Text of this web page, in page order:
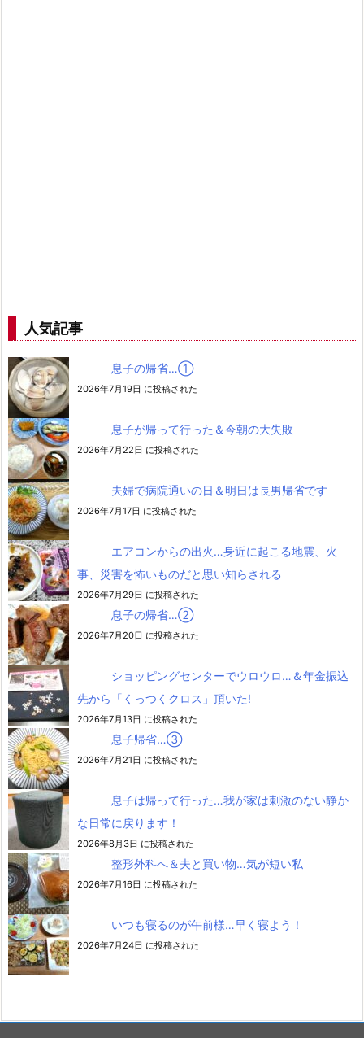
人気記事
息子の帰省…➀
2026年7月19日 に投稿された
息子が帰って行った＆今朝の大失敗
2026年7月22日 に投稿された
夫婦で病院通いの日＆明日は長男帰省です
2026年7月17日 に投稿された
エアコンからの出火…身近に起こる地震、火
事、災害を怖いものだと思い知らされる
2026年7月29日 に投稿された
息子の帰省…②
2026年7月20日 に投稿された
ショッピングセンターでウロウロ…＆年金振込
先から「くっつくクロス」頂いた!
2026年7月13日 に投稿された
息子帰省…③
2026年7月21日 に投稿された
息子は帰って行った…我が家は刺激のない静か
な日常に戻ります！
2026年8月3日 に投稿された
整形外科へ＆夫と買い物…気が短い私
2026年7月16日 に投稿された
いつも寝るのが午前様…早く寝よう！
2026年7月24日 に投稿された